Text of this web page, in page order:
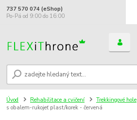
737 570 074 (eShop)
Po-Pá od 9:00 do 16:00
Úvod Rehabilitace a cvičení Trekkingové hole
s obalem-rukojeť plast/korek - červená